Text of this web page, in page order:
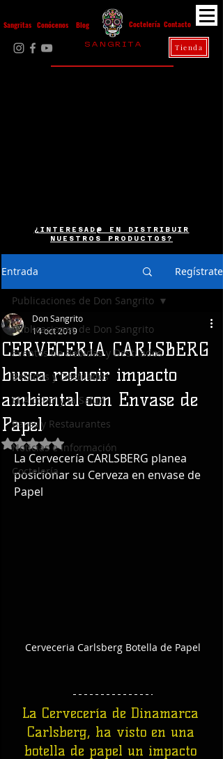
Sangritas Conócenos Contacto
Blog Coctelería
Tienda
S A N G R I T A
¿INTERESAD@ EN DISTRIBUIR
NUESTROS PRODUCTOS?
Entrada Regístrate
Publicaciones de Don Sangrito
Eventos de Bebidas y Destilados
Bebidas y Destilados
El Alcohol y la Salud
Bares y Restaurantes
Noticias e Información
Coctelería
Publicaciones de Don Sangrito
CERVECERIA CARLSBERG
busca reducir impacto
ambiental con Envase de
Papel
Don Sangrito
14 oct 2019
Obtuvo NaN de 5 estrellas.
La Cervecería CARLSBERG planea
posicionar su Cerveza en envase de
Papel
Cerveceria Carlsberg Botella de Papel
La Cervecería de Dinamarca
Carlsberg, ha visto en una
botella de papel un impacto